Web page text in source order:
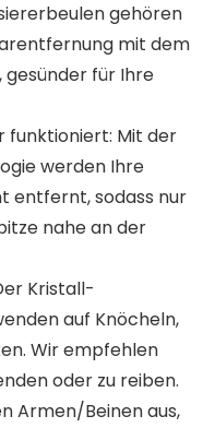
gehören
mit dem
für Ihre
funktioniert: Mit der
werden Ihre
entfernt, sodass nur
nahe an der
Kristall-
auf Knöcheln,
Wir empfehlen
oder zu reiben.
Armen/Beinen aus,